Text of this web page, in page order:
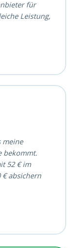
für
Leistung,
meine
bekommt.
52 € im
€ absichern